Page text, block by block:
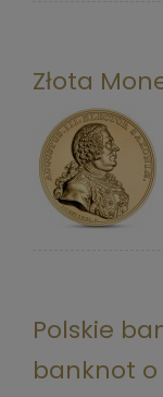
Złota
Polskie
banknot o